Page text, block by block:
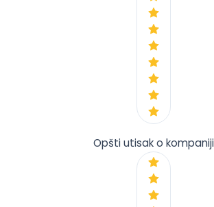
Opšti utisak o kompaniji